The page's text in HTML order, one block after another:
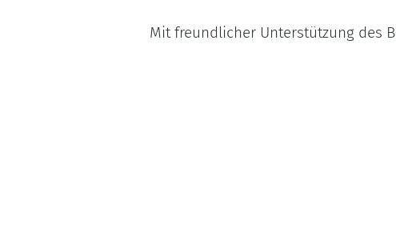
Mit freundlicher Unterstützung des